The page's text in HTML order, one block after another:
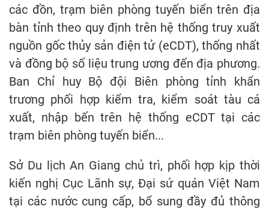
các đồn, trạm biên phòng tuyến biển trên địa
bàn tỉnh theo quy định trên hệ thống truy xuất
nguồn gốc thủy sản điện tử (eCDT), thống nhất
và đồng bộ số liệu trung ương đến địa phương.
Ban Chỉ huy Bộ đội Biên phòng tỉnh khẩn
trương phối hợp kiểm tra, kiểm soát tàu cá
xuất, nhập bến trên hệ thống eCDT tại các
trạm biên phòng tuyến biển...
Sở Du lịch An Giang chủ trì, phối hợp kịp thời
kiến nghị Cục Lãnh sự, Đại sứ quán Việt Nam
tại các nước cung cấp, bổ sung đầy đủ thông